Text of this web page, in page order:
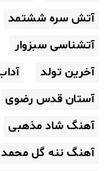
آتش سره ششتمد
آتشناسی سبزوار
آخرین تولد
آستان قدس رضوی
آهنگ شاد مذهبی
آهنگ ننه گل محمد